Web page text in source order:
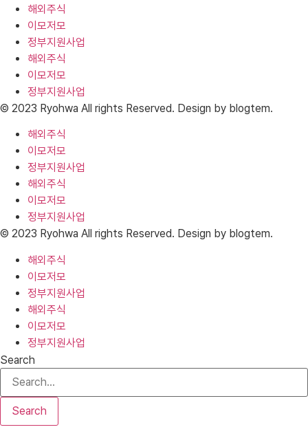
해외주식
이모저모
정부지원사업
해외주식
이모저모
정부지원사업
© 2023 Ryohwa All rights Reserved. Design by blogtem.
해외주식
이모저모
정부지원사업
해외주식
이모저모
정부지원사업
© 2023 Ryohwa All rights Reserved. Design by blogtem.
해외주식
이모저모
정부지원사업
해외주식
이모저모
정부지원사업
Search
Search